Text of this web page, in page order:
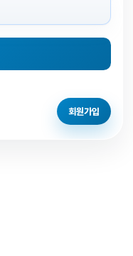
회원가입